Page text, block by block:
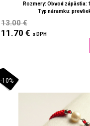
Rozmery: Obvod zápästia:
Typ náramku:
13.00 €
11.70 € s DPH
-10%